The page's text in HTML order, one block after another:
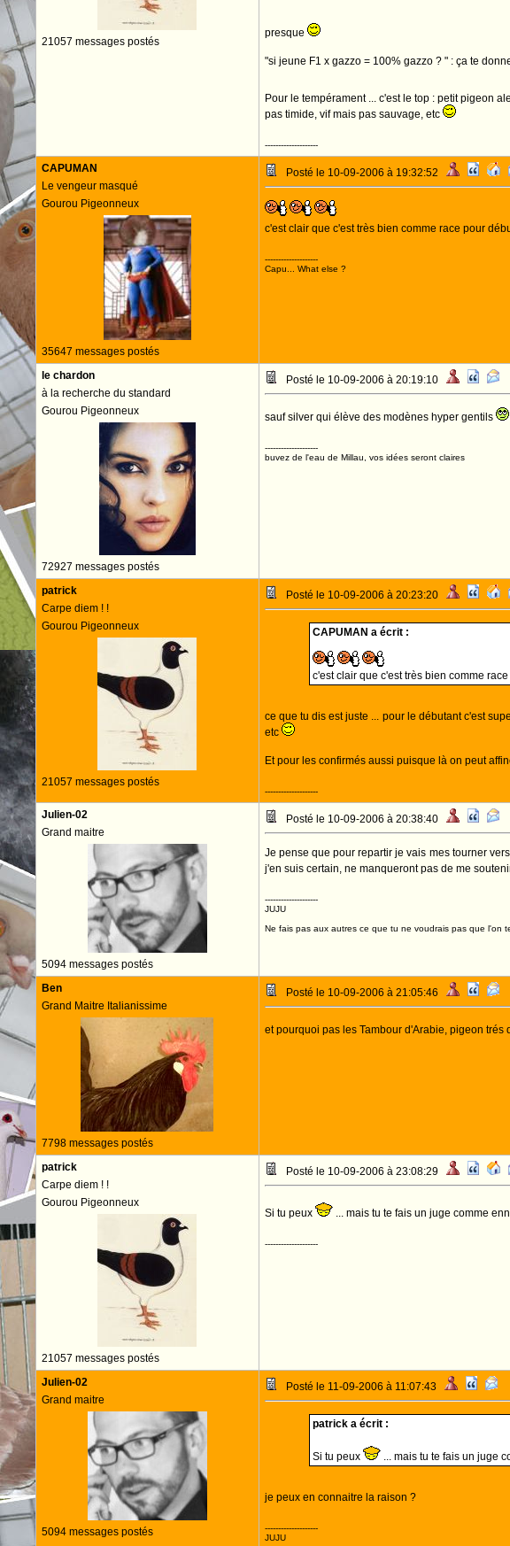
21057 messages postés
presque
"si jeune F1 x gazzo = 100% gazzo ? " : ça te
Pour le tempérament ... c'est le top : petit pigeon
pas timide, vif mais pas sauvage, etc
--------------------
CAPUMAN
Le vengeur masqué
Gourou Pigeonneux
35647 messages postés
Posté le 10-09-2006 à 19:32:52
c'est clair que c'est très bien comme race pour
--------------------
Capu... What else ?
le chardon
à la recherche du standard
Gourou Pigeonneux
72927 messages postés
Posté le 10-09-2006 à 20:19:10
sauf silver qui élève des modènes hyper gentils
--------------------
buvez de l'eau de Millau, vos idées seront claires
patrick
Carpe diem ! !
Gourou Pigeonneux
21057 messages postés
Posté le 10-09-2006 à 20:23:20
CAPUMAN a écrit :
c'est clair que c'est très bien comme
ce que tu dis est juste ... pour le débutant c'est
etc
Et pour les confirmés aussi puisque là on peut
--------------------
Julien-02
Grand maitre
5094 messages postés
Posté le 10-09-2006 à 20:38:40
Je pense que pour repartir je vais mes tourner
j'en suis certain, ne manqueront pas de me
--------------------
JUJU
Ne fais pas aux autres ce que tu ne voudrais pas que l'on te
Ben
Grand Maitre Italianissime
7798 messages postés
Posté le 10-09-2006 à 21:05:46
et pourquoi pas les Tambour d'Arabie, pigeon trés
patrick
Carpe diem ! !
Gourou Pigeonneux
21057 messages postés
Posté le 10-09-2006 à 23:08:29
Si tu peux ... mais tu te fais un juge comme
--------------------
Julien-02
Grand maitre
5094 messages postés
Posté le 11-09-2006 à 11:07:43
patrick a écrit :
Si tu peux ... mais tu te fais un juge
je peux en connaitre la raison ?
--------------------
JUJU